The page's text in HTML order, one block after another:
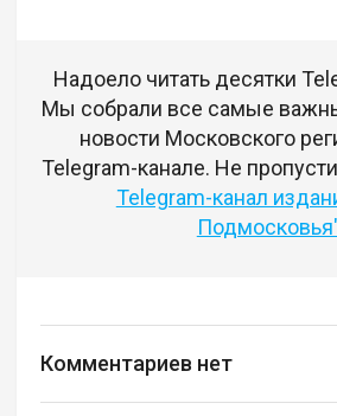
Надоело читать десятки
Мы собрали все самые
новости Московского
Telegram-канале. Не
Telegram-канал
Комментариев нет